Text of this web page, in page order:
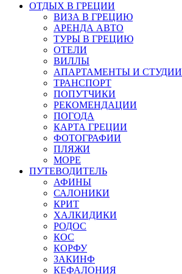
ОТДЫХ В ГРЕЦИИ
ВИЗА В ГРЕЦИЮ
АРЕНДА АВТО
ТУРЫ В ГРЕЦИЮ
ОТЕЛИ
ВИЛЛЫ
АПАРТАМЕНТЫ И СТУДИИ
ТРАНСПОРТ
ПОПУТЧИКИ
РЕКОМЕНДАЦИИ
ПОГОДА
КАРТА ГРЕЦИИ
ФОТОГРАФИИ
ПЛЯЖИ
МОРЕ
ПУТЕВОДИТЕЛЬ
АФИНЫ
САЛОНИКИ
КРИТ
ХАЛКИДИКИ
РОДОС
КОС
КОРФУ
ЗАКИНФ
КЕФАЛОНИЯ